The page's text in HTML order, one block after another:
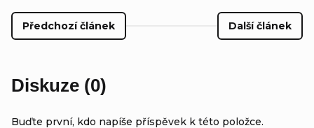
Předchozí článek Další článek
Diskuze (0)
Buďte první, kdo napíše příspěvek k této položce.